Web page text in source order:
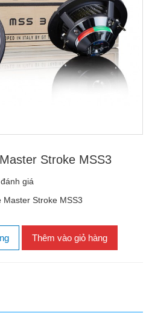
Stroke MSS3
giá
Master Stroke MSS3
Thêm vào giỏ hàng